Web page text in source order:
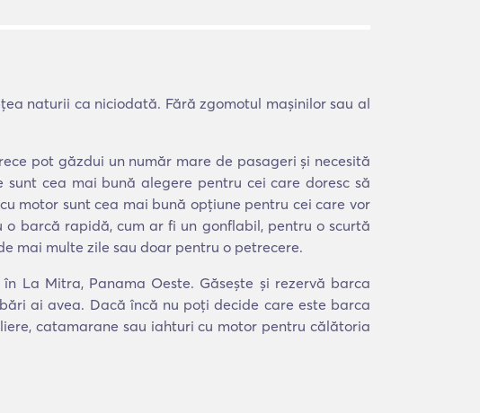
naturii ca niciodată. Fără zgomotul mașinilor sau al
pot găzdui un număr mare de pasageri și necesită
cea mai bună alegere pentru cei care doresc să
motor sunt cea mai bună opțiune pentru cei care vor
barcă rapidă, cum ar fi un gonflabil, pentru o scurtă
mai multe zile sau doar pentru o petrecere.
La Mitra, Panama Oeste. Găsește și rezervă barca
ai avea. Dacă încă nu poți decide care este barca
catamarane sau iahturi cu motor pentru călătoria